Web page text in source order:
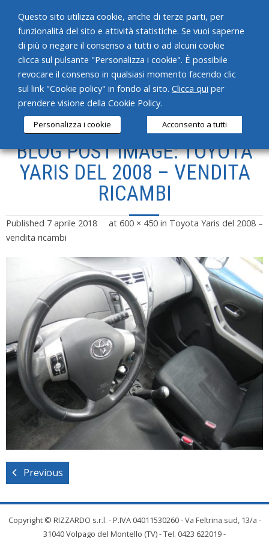
HOME
CHI SIAMO
SERVIZI
PRODOTTI
CONTATTI
BLOG POST IMAGE: TOYOTA
YARIS DEL 2008 – VENDITA
RICAMBI
Published 7 aprile 2018 at 600 × 450 in Toyota Yaris del 2008 –
vendita ricambi
Previous
Copyright © RIZZARDO s.r.l. - P.IVA 04011530260 - Va Feltrina sud, 13/a -
31040 Volpago del Montello (TV) - Tel. 0423 622019 -
Questo sito utilizza cookie, anche di terze parti, per
funzionalità del sito e attività statistiche. Se vuoi saperne
di più o negare il consenso a tutti o ad alcuni cookie
clicca sul pulsante "Personalizza i cookie". È possibile
revocare il consenso in qualsiasi momento facendo clic
sul link "Cookie policy" in fondo al sito. Clicca qui per
prendere visione della Cookie Policy.
Personalizza i cookie Acconsento a tutti